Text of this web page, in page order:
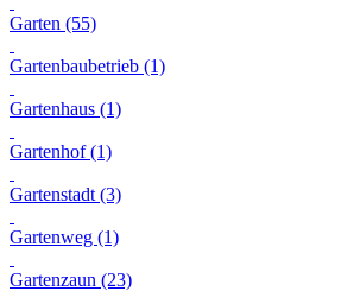
Garten (55)
Gartenbaubetrieb (1)
Gartenhaus (1)
Gartenhof (1)
Gartenstadt (3)
Gartenweg (1)
Gartenzaun (23)